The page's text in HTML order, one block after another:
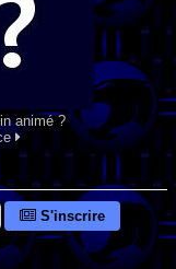
animé ?
S'inscrire